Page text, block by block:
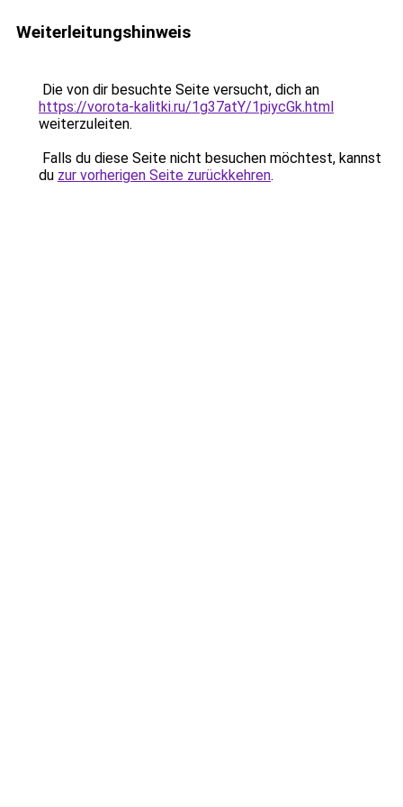
Weiterleitungshinweis
Die von dir besuchte Seite versucht, dich an
https://vorota-kalitki.ru/1g37atY/1piycGk.html
weiterzuleiten.
Falls du diese Seite nicht besuchen möchtest, kannst
du zur vorherigen Seite zurückkehren.